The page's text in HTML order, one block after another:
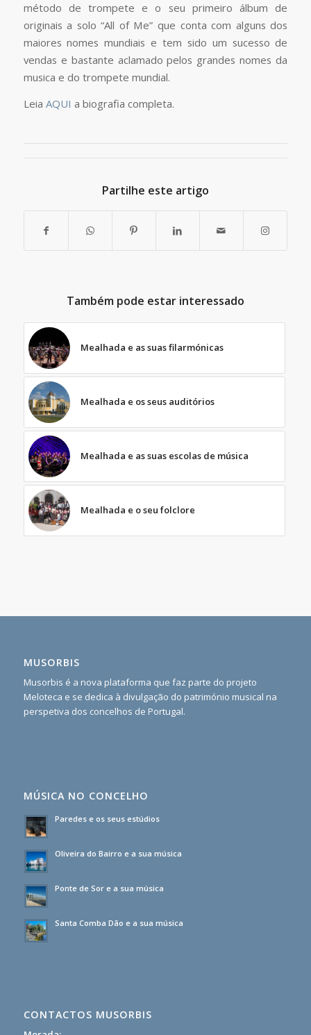
método de trompete e o seu primeiro álbum de
originais a solo “All of Me” que conta com alguns dos
maiores nomes mundiais e tem sido um sucesso de
vendas e bastante aclamado pelos grandes nomes da
musica e do trompete mundial.
Leia AQUI a biografia completa.
Partilhe este artigo
Também pode estar interessado
Mealhada e as suas filarmónicas
Mealhada e os seus auditórios
Mealhada e as suas escolas de música
Mealhada e o seu folclore
MUSORBIS
Musorbis é a nova plataforma que faz parte do projeto
Meloteca e se dedica à divulgação do património musical na
perspetiva dos concelhos de Portugal.
MÚSICA NO CONCELHO
Paredes e os seus estúdios
Oliveira do Bairro e a sua música
Ponte de Sor e a sua música
Santa Comba Dão e a sua música
CONTACTOS MUSORBIS